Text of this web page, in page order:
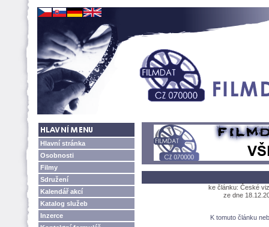
Hlavní stránka
Osobnosti
Filmy
Sdružení
Kalendář akcí
Katalog služeb
Inzerce
ke článku: České
ze dne
K tomuto článku